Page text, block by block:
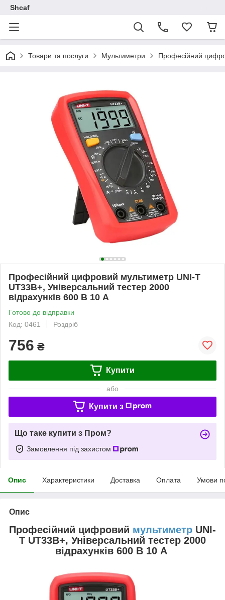
Shcaf
Товари та послуги Мультиметри Професійний
Професійний цифровий мультиметр UNI-T
UT33B+, Універсальний тестер 2000
відрахунків 600 В 10 А
Готово до відправки
Код: 0461
Роздріб
756 ₴
Купити
або
Купити з
Що таке купити з Пром?
Замовлення під захистом
Опис Характеристики Доставка Оплата Умови
Опис
Професійний цифровий мультиметр UNI-
T UT33B+, Універсальний тестер 2000
відрахунків 600 В 10 А